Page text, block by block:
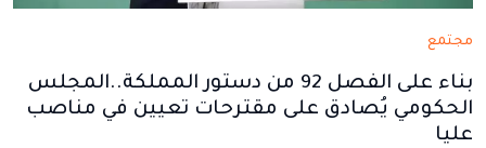
مجتمع
بناء على الفصل 92 من دستور المملكة..المجلس
الحكومي يُصادق على مقترحات تعيين في مناصب
عليا